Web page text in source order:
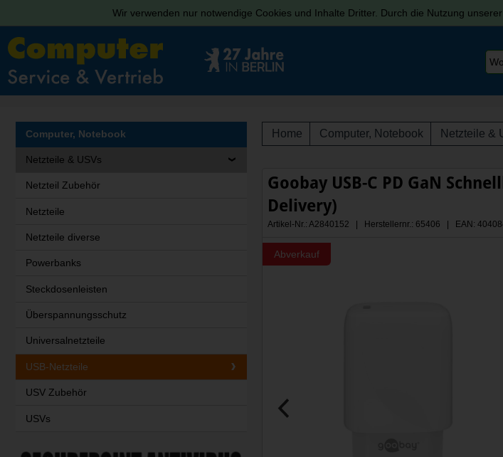
Wir verwenden nur notwendige Cookies und Inhalte Dritter. Durch die Nutzung
Home Computer, Notebook Netzteile &
Goobay USB-C PD GaN
Delivery)
Artikel-Nr.: A2840152 | Herstellernr.: 65406 | EAN:
Abverkauf
Computer, Notebook
Netzteile & USVs
Netzteil Zubehör
Netzteile
Netzteile diverse
Powerbanks
Steckdosenleisten
Überspannungsschutz
Universalnetzteile
USB-Netzteile
USV Zubehör
USVs